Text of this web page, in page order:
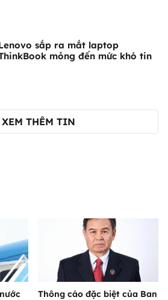
sắp ra mắt laptop
mỏng đến mức khó tin
XEM THÊM TIN
Thông cáo đặc biệt của Ban